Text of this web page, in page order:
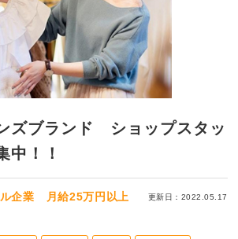
ズブランド ショップスタッ
中！！
企業 月給25万円以上
更新日：2022.05.17